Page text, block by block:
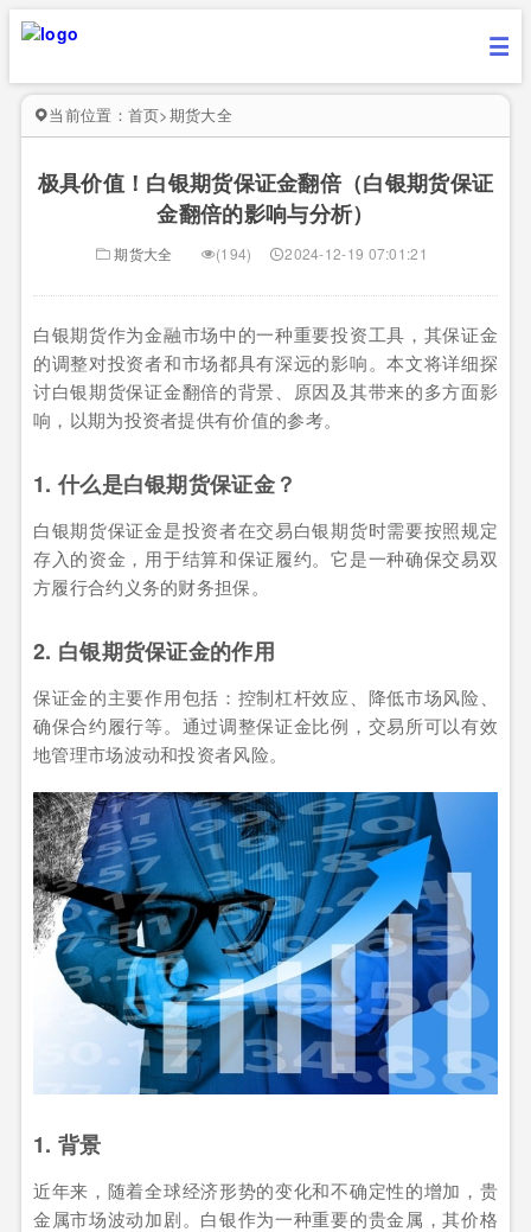
当前位置： 首页>期货大全
极具价值！白银期货保证金翻倍（白银期货保证
金翻倍的影响与分析）
期货大全 (194) 2024-12-19 07:01:21
白银期货作为金融市场中的一种重要投资工具，其保证金
的调整对投资者和市场都具有深远的影响。本文将详细探
讨白银期货保证金翻倍的背景、原因及其带来的多方面影
响，以期为投资者提供有价值的参考。
1. 什么是白银期货保证金？
白银期货保证金是投资者在交易白银期货时需要按照规定
存入的资金，用于结算和保证履约。它是一种确保交易双
方履行合约义务的财务担保。
2. 白银期货保证金的作用
保证金的主要作用包括：控制杠杆效应、降低市场风险、
确保合约履行等。通过调整保证金比例，交易所可以有效
地管理市场波动和投资者风险。
1. 背景
近年来，随着全球经济形势的变化和不确定性的增加，贵
金属市场波动加剧。白银作为一种重要的贵金属，其价格